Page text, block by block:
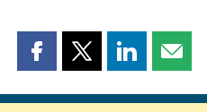
Partager
page
Partager
page
Partager
page page